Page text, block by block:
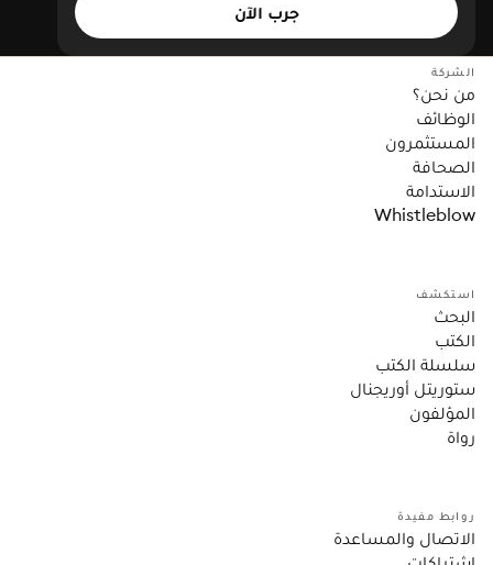
جرب الآن
الشركة
من نحن؟
الوظائف
المستثمرون
الصحافة
الاستدامة
Whistleblow
استكشف
البحث
الكتب
سلسلة الكتب
ستوريتل أوريجنال
المؤلفون
رواة
روابط مفيدة
الاتصال والمساعدة